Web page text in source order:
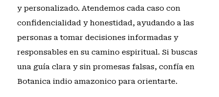
y personalizado. Atendemos cada caso con
confidencialidad y honestidad, ayudando a las
personas a tomar decisiones informadas y
responsables en su camino espiritual. Si buscas
una guía clara y sin promesas falsas, confía en
Botanica indio amazonico para orientarte.